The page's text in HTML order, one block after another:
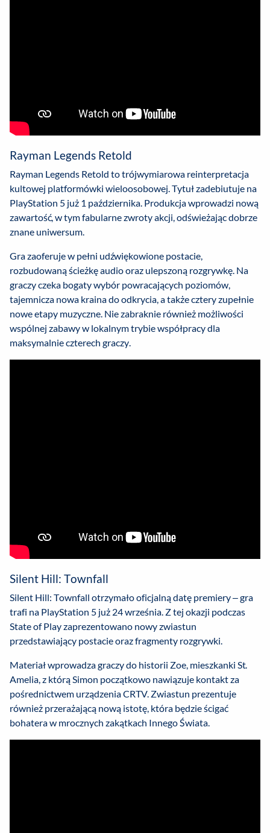
Rayman Legends Retold
Rayman Legends Retold to trójwymiarowa reinterpretacja
kultowej platformówki wieloosobowej. Tytuł zadebiutuje na
PlayStation 5 już 1 października. Produkcja wprowadzi nową
zawartość, w tym fabularne zwroty akcji, odświeżając dobrze
znane uniwersum.
Gra zaoferuje w pełni udźwiękowione postacie,
rozbudowaną ścieżkę audio oraz ulepszoną rozgrywkę. Na
graczy czeka bogaty wybór powracających poziomów,
tajemnicza nowa kraina do odkrycia, a także cztery zupełnie
nowe etapy muzyczne. Nie zabraknie również możliwości
wspólnej zabawy w lokalnym trybie współpracy dla
maksymalnie czterech graczy.
Silent Hill: Townfall
Silent Hill: Townfall otrzymało oficjalną datę premiery – gra
trafi na PlayStation 5 już 24 września. Z tej okazji podczas
State of Play zaprezentowano nowy zwiastun
przedstawiający postacie oraz fragmenty rozgrywki.
Materiał wprowadza graczy do historii Zoe, mieszkanki St.
Amelia, z którą Simon początkowo nawiązuje kontakt za
pośrednictwem urządzenia CRTV. Zwiastun prezentuje
również przerażającą nową istotę, która będzie ścigać
bohatera w mrocznych zakątkach Innego Świata.